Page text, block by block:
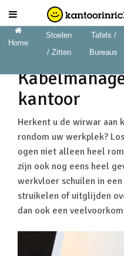
Home
Stoelen
/ Zitten
Tafels /
Bureaus
kantoor
Herkent u de wirwar aan
rondom uw werkplek?
ogen niet alleen heel
zijn ook nog eens heel
werkvloer schuilen in
struikelen of uitglijden
dan ook een